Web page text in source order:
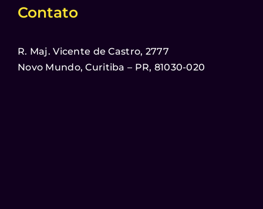
Contato
R. Maj. Vicente de Castro, 2777
Novo Mundo, Curitiba – PR, 81030-020